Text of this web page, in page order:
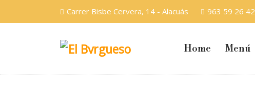
Carrer Bisbe Cervera, 14 - Alacuás 963 59 26 42
Home Menú